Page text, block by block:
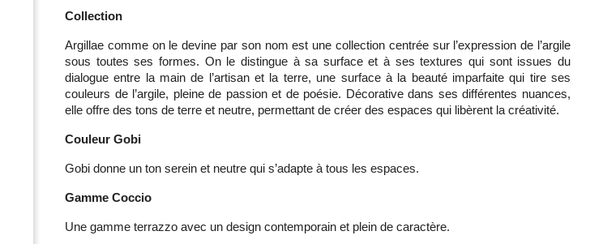
Collection
Argillae comme on le devine par son nom est une collection centrée sur l’expression de l’argile
sous toutes ses formes. On le distingue à sa surface et à ses textures qui sont issues du
dialogue entre la main de l’artisan et la terre, une surface à la beauté imparfaite qui tire ses
couleurs de l’argile, pleine de passion et de poésie. Décorative dans ses différentes nuances,
elle offre des tons de terre et neutre, permettant de créer des espaces qui libèrent la créativité.
Couleur Gobi
Gobi donne un ton serein et neutre qui s’adapte à tous les espaces.
Gamme Coccio
Une gamme terrazzo avec un design contemporain et plein de caractère.